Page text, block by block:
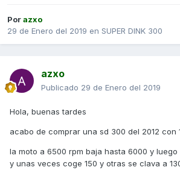
Porazxo
29 de Enero del 2019 en SUPER DINK 300
azxo
Publicado 29 de Enero del 2019
Hola, buenas tardes
acabo de comprar una sd 300 del 2012 con
la moto a 6500 rpm baja hasta 6000 y
y unas veces coge 150 y otras se clava a